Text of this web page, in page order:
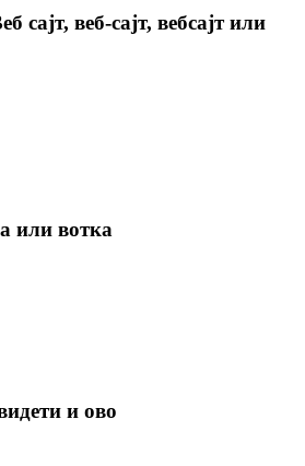
сајт, веб-сајт, вебсајт или
или вотка
и ово